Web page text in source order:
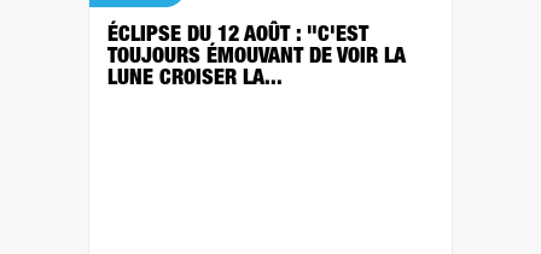
ÉCLIPSE DU 12 AOÛT : "C'EST
TOUJOURS ÉMOUVANT DE VOIR LA
LUNE CROISER LA...